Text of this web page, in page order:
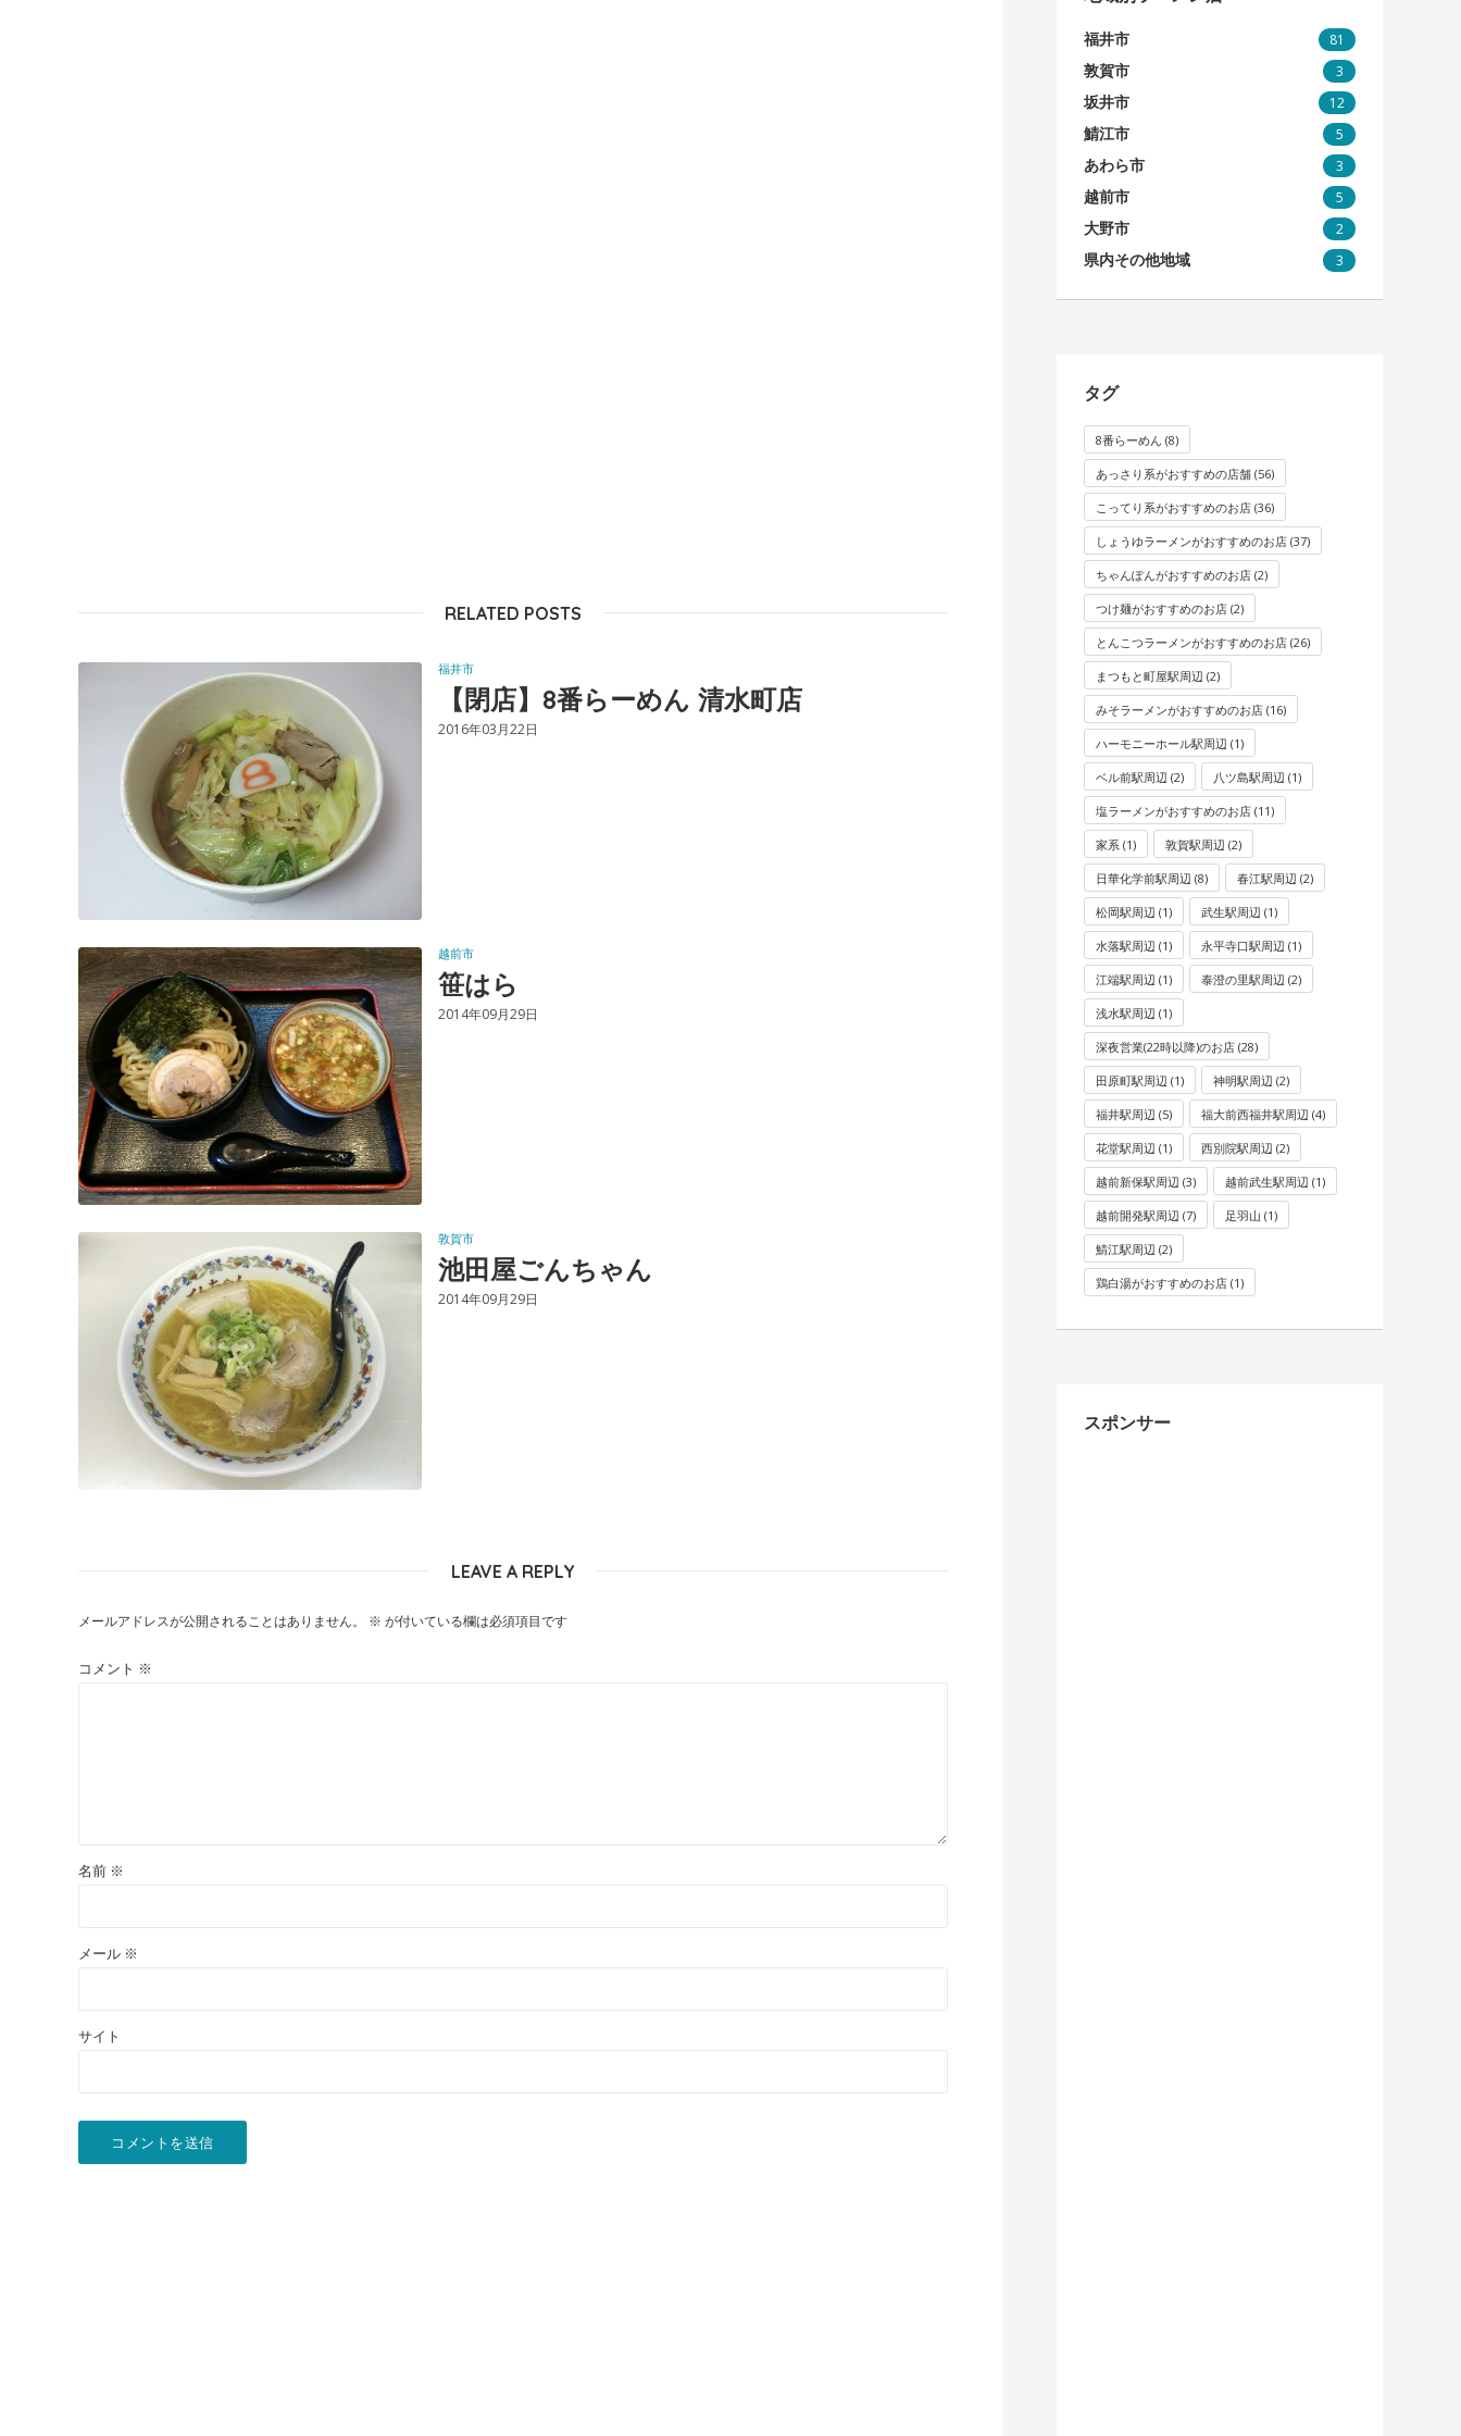
RELATED POSTS
福井市
【閉店】8番らーめん 清水町店
2016年03月22日
越前市
笹はら
2014年09月29日
敦賀市
池田屋ごんちゃん
2014年09月29日
LEAVE A REPLY
メールアドレスが公開されることはありません。 ※ が付いている欄は必須項目です
コメント ※
名前 ※
メール ※
サイト
福井市 81
敦賀市 3
坂井市 12
鯖江市 5
あわら市 3
越前市 5
大野市 2
県内その他地域 3
タグ
8番らーめん (8)
あっさり系がおすすめの店舗 (56)
こってり系がおすすめのお店 (36)
しょうゆラーメンがおすすめのお店 (37)
ちゃんぽんがおすすめのお店 (2)
つけ麺がおすすめのお店 (2)
とんこつラーメンがおすすめのお店 (26)
まつもと町屋駅周辺 (2)
みそラーメンがおすすめのお店 (16)
ハーモニーホール駅周辺 (1)
ベル前駅周辺 (2) 八ツ島駅周辺 (1)
塩ラーメンがおすすめのお店 (11)
家系 (1) 敦賀駅周辺 (2)
日華化学前駅周辺 (8) 春江駅周辺 (2)
松岡駅周辺 (1) 武生駅周辺 (1)
水落駅周辺 (1) 永平寺口駅周辺 (1)
江端駅周辺 (1) 泰澄の里駅周辺 (2)
浅水駅周辺 (1)
深夜営業(22時以降)のお店 (28)
田原町駅周辺 (1) 神明駅周辺 (2)
福井駅周辺 (5) 福大前西福井駅周辺 (4)
花堂駅周辺 (1) 西別院駅周辺 (2)
越前新保駅周辺 (3) 越前武生駅周辺 (1)
越前開発駅周辺 (7) 足羽山 (1)
鯖江駅周辺 (2)
鶏白湯がおすすめのお店 (1)
スポンサー